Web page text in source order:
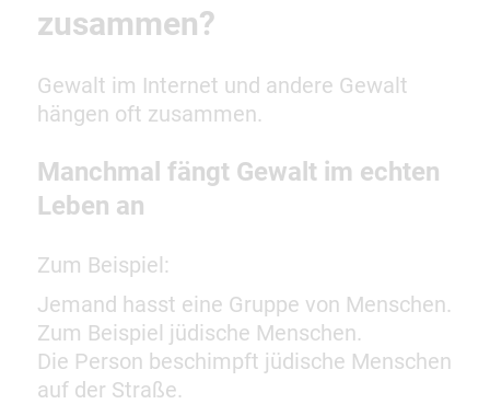
zusammen?
Gewalt im Internet und andere Gewalt
hängen oft zusammen.
Manchmal fängt Gewalt im echten
Leben an
Zum Beispiel:
Jemand hasst eine Gruppe von Menschen.
Zum Beispiel jüdische Menschen.
Die Person beschimpft jüdische Menschen
auf der Straße.